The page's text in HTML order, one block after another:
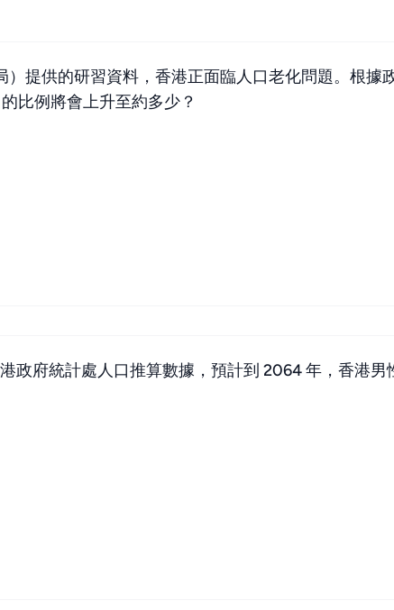
提供的研習資料，香港正面臨人口老化問題。根據
比例將會上升至約多少？
政府統計處人口推算數據，預計到 2064 年，香港